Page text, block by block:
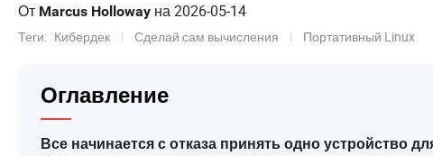
От Marcus Holloway на2026-05-14
Теги: Кибердек Сделай сам вычисления Портативный Linux
Оглавление
Все начинается с отказа принять одно устройство